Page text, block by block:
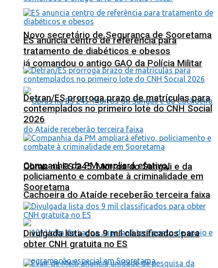
Novo secretário de Segurança de Sooretama
já comandou o antigo GAO da Polícia Militar
Obras na ES 245: Morros do Sangali e da
Cachoeira do Ataíde receberão terceira faixa
ES anuncia centro de referência para
tratamento de diabéticos e obesos
Detran/ES prorroga prazo de matrículas para
contemplados no primeiro lote do CNH Social
2026
Companhia da PM ampliará efetivo,
policiamento e combate à criminalidade em
Sooretama
Divulgada lista dos 9 mil classificados para
obter CNH gratuita no ES